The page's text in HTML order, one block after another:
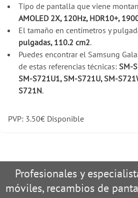
Tipo de pantalla que viene
AMOLED 2X, 120Hz, HDR10+,
El tamaño en centímetros y
pulgadas, 110.2 cm2.
Puedes encontrar el Samsung
de estas referencias técnicas: SM-
SM-S721U1, SM-S721U, SM-
S721N.
PVP: 3.50€ Disponible
Profesionales y
móviles, recambios de